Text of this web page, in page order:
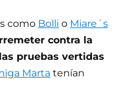
como Bolli o Miare´s
contra la
pruebas vertidas
Marta tenían